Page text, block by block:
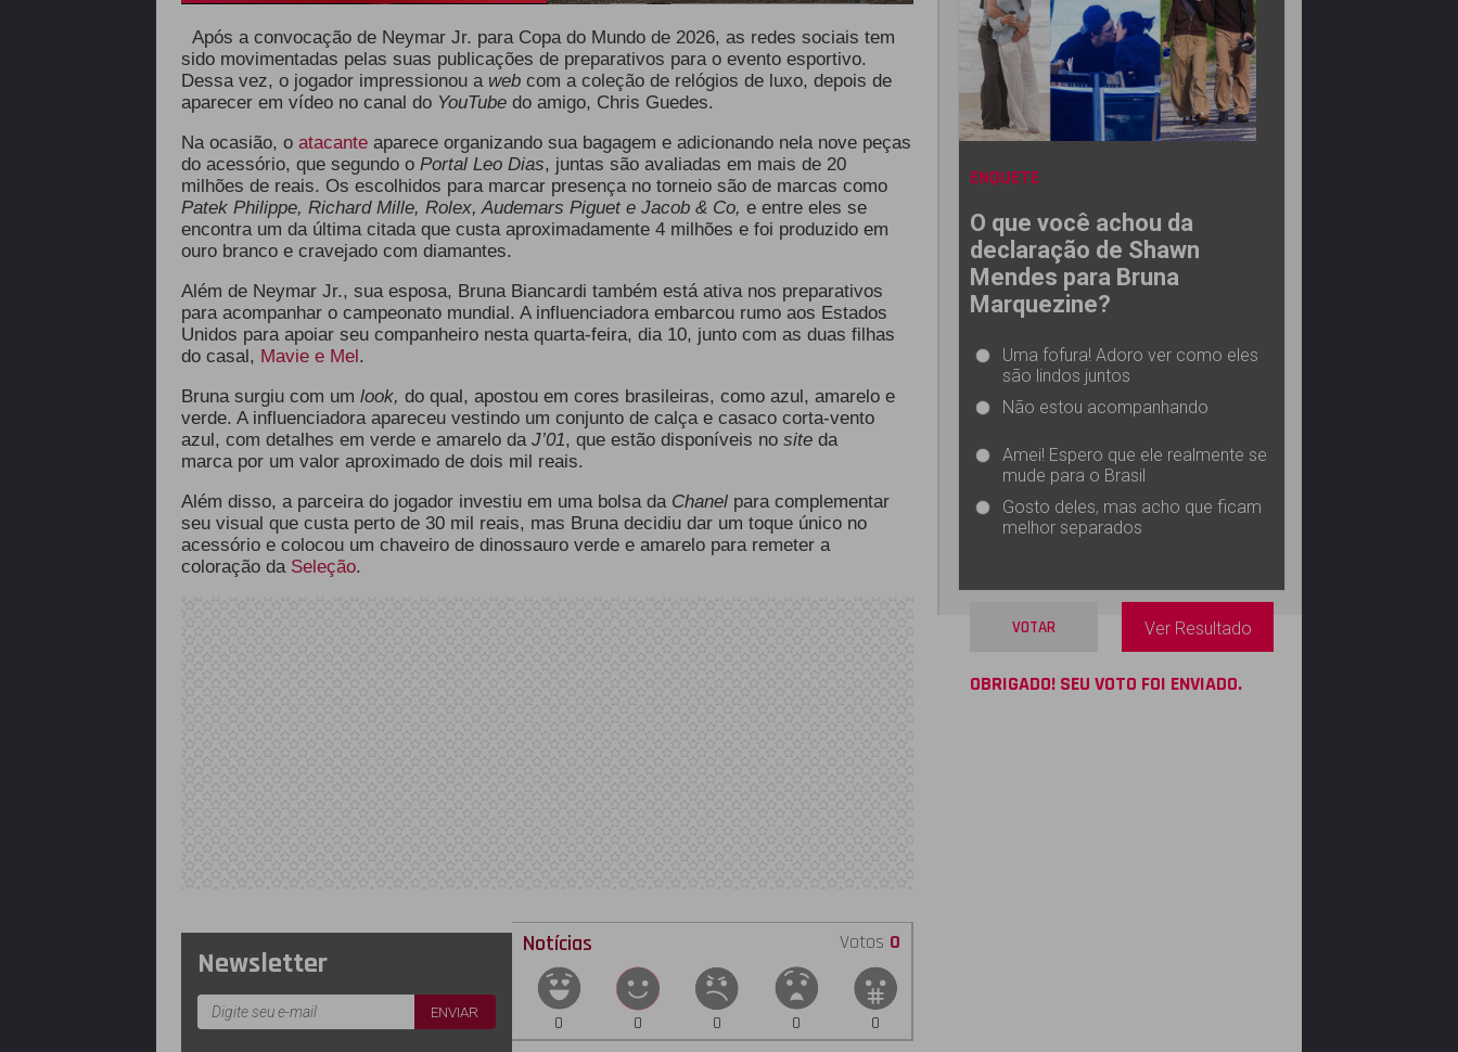
Após a convocação de Neymar Jr. para Copa do Mundo de 2026, as redes sociais tem
sido movimentadas pelas suas publicações de preparativos para o evento esportivo.
Dessa vez, o jogador impressionou a webcom a coleção de relógios de luxo, depois de
aparecer em vídeo no canal do YouTubedo amigo, Chris Guedes.
Na ocasião, o atacanteaparece organizando sua bagagem e adicionando nela nove peças
do acessório, que segundo o Portal Leo Dias, juntas são avaliadas em mais de 20
milhões de reais. Os escolhidos para marcar presença no torneio são de marcas como
Patek Philippe, Richard Mille, Rolex, Audemars Piguet e Jacob & Co, e entre eles se
encontra um da última citada que custa aproximadamente 4 milhões e foi produzido em
ouro branco e cravejado com diamantes.
Além de Neymar Jr., sua esposa, Bruna Biancardi também está ativa nos preparativos
para acompanhar o campeonato mundial. A influenciadora embarcou rumo aos Estados
Unidos para apoiar seu companheiro nesta quarta-feira, dia 10, junto com as duas filhas
do casal, Mavie e Mel.
Bruna surgiu com um look, do qual, apostou em cores brasileiras, como azul, amarelo e
verde. A influenciadora apareceu vestindo um conjunto de calça e casaco corta-vento
azul, com detalhes em verde e amarelo da J’01, que estão disponíveis no site da
marca por um valor aproximado de dois mil reais.
Além disso, a parceira do jogador investiu em uma bolsa da Chanelpara complementar
seu visual que custa perto de 30 mil reais, mas Bruna decidiu dar um toque único no
acessório e colocou um chaveiro de dinossauro verde e amarelo para remeter a
coloração da Seleção.
Newsletter
Notícias Votos 0
0 0 0 0 0
ENQUETE
O que você achou da
declaração de Shawn
Mendes para Bruna
Marquezine?
Uma fofura! Adoro ver como eles
são lindos juntos
Não estou acompanhando
Amei! Espero que ele realmente se
mude para o Brasil
Gosto deles, mas acho que ficam
melhor separados
VOTAR Ver Resultado
OBRIGADO! SEU VOTO FOI ENVIADO.